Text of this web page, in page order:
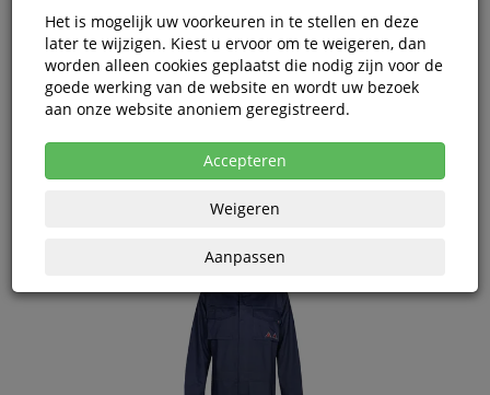
Oxxa Essential OXXA Malia 5320
overall maat 54 marineblauw
Korting vanaf aankoop 2 eenheden, zieprijsoverzicht
Het is mogelijk uw voorkeuren in te stellen en deze
later te wijzigen. Kiest u ervoor om te weigeren, dan
worden alleen cookies geplaatst die nodig zijn voor de
goede werking van de website en wordt uw bezoek
aan onze website anoniem geregistreerd.
Accepteren
Weigeren
Aanpassen